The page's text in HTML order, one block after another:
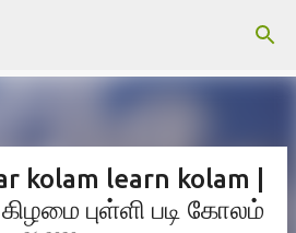
kolam learn kolam |
புள்ளி படி கோலம்